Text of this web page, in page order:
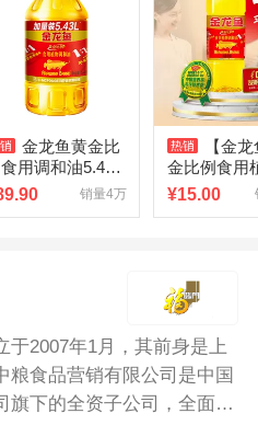
面、杂粮、豆乳、调味品、
16个品牌在金龙鱼的带领
域内公认的领先品牌，为消
的选择。金龙鱼调和油精选
成，帮助满足我们对膳食
康营养有保障！
金龙鱼黄金比
用调和油5.43L/
用油
销量4万
【金
金比例食用
和油900ml/
¥15.00
于2007年1月，其前身是上
粮食品营销有限公司是中国
旗下的全资子公司，全面负